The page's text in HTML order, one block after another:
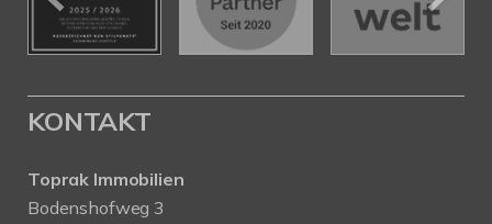
KONTAKT
Toprak Immobilien
Bodenshofweg 3